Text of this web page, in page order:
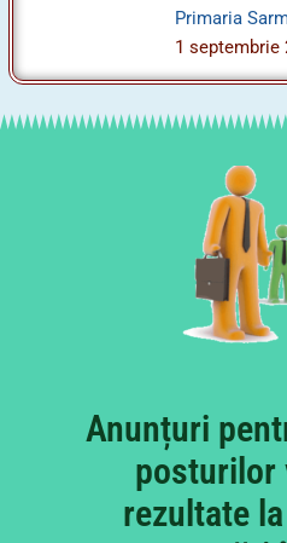
Anunțuri
rezultate
promovări